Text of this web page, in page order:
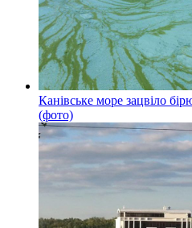
Канівське море зацвіло
(фото)